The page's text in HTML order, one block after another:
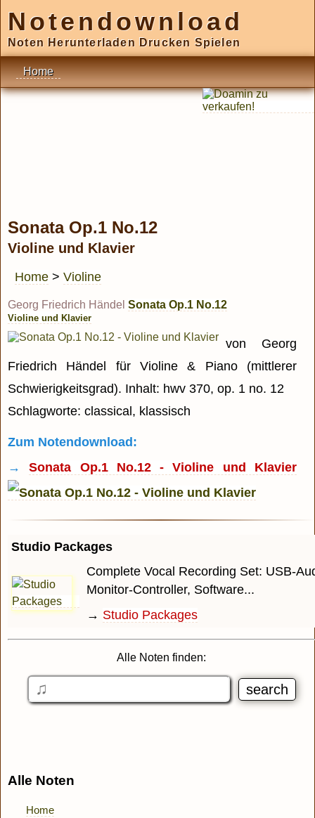
Notendownload
Noten Herunterladen Drucken Spielen
Home
Sonata Op.1 No.12
Violine und Klavier
Home > Violine
Georg Friedrich Händel Sonata Op.1 No.12
Violine und Klavier
von Georg
Friedrich Händel für Violine & Piano (mittlerer
Schwierigkeitsgrad). Inhalt: hwv 370, op. 1 no. 12
Schlagworte: classical, klassisch
Zum Notendownload:
→Sonata Op.1 No.12 - Violine und Klavier
Studio Packages
Complete Vocal Recording Set: USB-
Monitor-Controller, Software...
→ Studio Packages
Alle Noten finden:
Alle Noten
Home